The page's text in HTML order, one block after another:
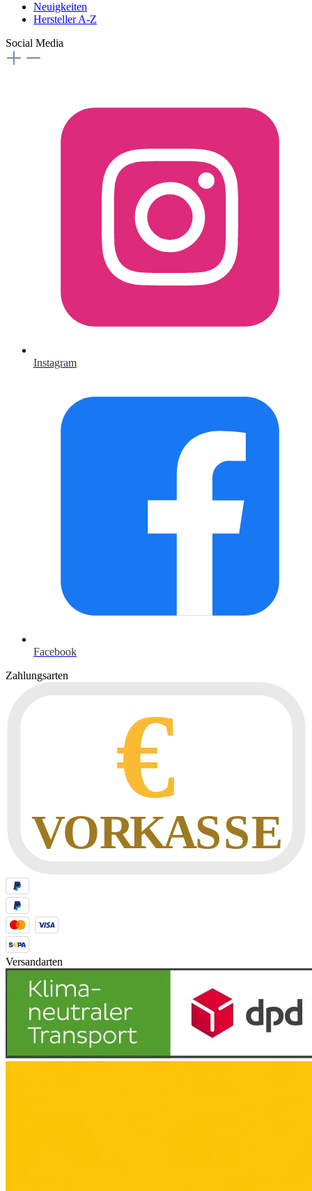
Neuigkeiten
Hersteller A-Z
Social Media
Facebook
Instagram
Zahlungsarten
Versandarten